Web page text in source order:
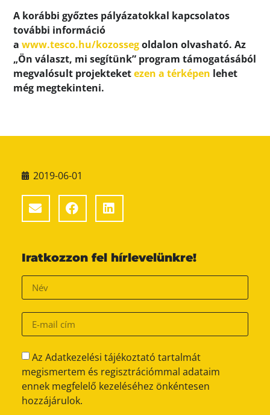
A korábbi győztes pályázatokkal kapcsolatos
további információ
awww.tesco.hu/kozossegoldalon olvasható. Az
„Ön választ, mi segítünk” program támogatásából
megvalósult projekteketezen a térképen lehet
még megtekinteni.
2019-06-01
Iratkozzon fel hírlevelünkre!
Az Adatkezelési tájékoztató tartalmát
megismertem és regisztrációmmal adataim
ennek megfelelő kezeléséhez önkéntesen
hozzájárulok.